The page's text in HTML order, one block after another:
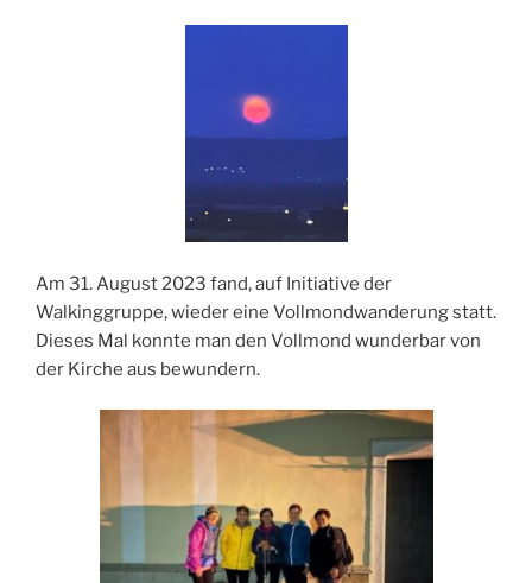
Am 31. August 2023 fand, auf Initiative der
Walkinggruppe, wieder eine Vollmondwanderung statt.
Dieses Mal konnte man den Vollmond wunderbar von
der Kirche aus bewundern.